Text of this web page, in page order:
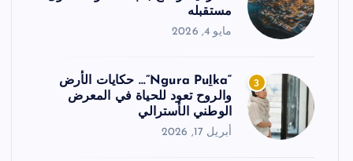
مستقبله
مايو 4, 2026
3
“Ngura Puḻka”… حكايات الأرض
والروح تعود للحياة في المعرض
الوطني الأسترالي
أبريل 17, 2026